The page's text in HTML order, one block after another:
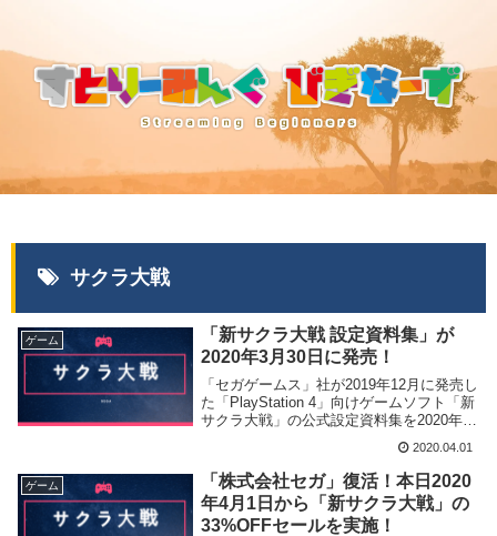
サクラ大戦
ゲーム
「新サクラ大戦 設定資料集」が
2020年3月30日に発売！
「セガゲームス」社が2019年12月に発売し
た「PlayStation 4」向けゲームソフト「新
サクラ大戦」の公式設定資料集を2020年3
2020.04.01
ゲーム
「株式会社セガ」復活！本日2020
年4月1日から「新サクラ大戦」の
33%OFFセールを実施！